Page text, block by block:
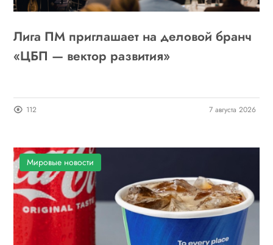
Лига ПМ приглашает на деловой бранч
«ЦБП — вектор развития»
112 7 августа 2026
Мировые новости